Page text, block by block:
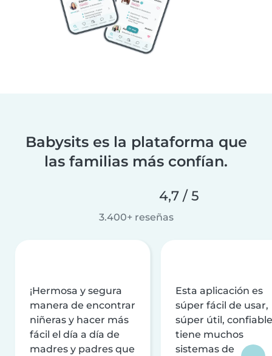
Babysits es la plataforma que
las familias más confían.
4,7 / 5
3.400+ reseñas
¡Hermosa y segura
manera de encontrar
niñeras y hacer más
fácil el día a día de
madres y padres que
Esta aplicación es
súper fácil de usar,
súper útil,
tiene muchos
sistemas de